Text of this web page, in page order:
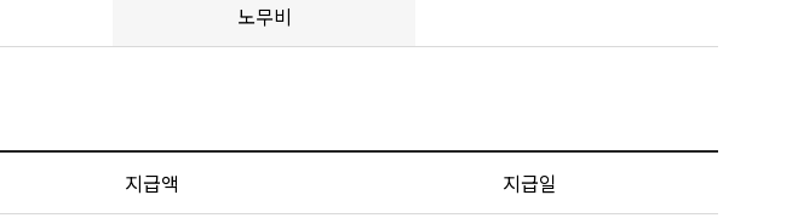
노무비
지급액 지급일